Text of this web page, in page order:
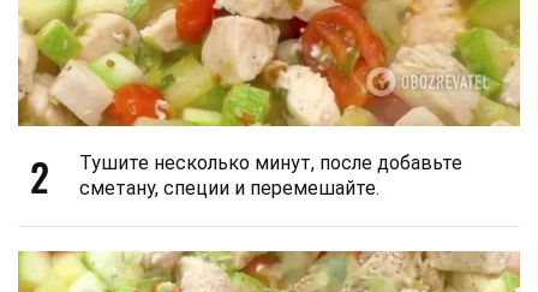
2
Тушите несколько минут, после добавьте
сметану, специи и перемешайте.